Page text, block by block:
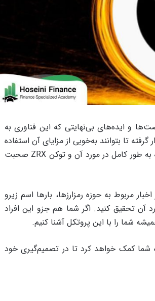
و ایده‌های بی‌نهایتی که این فناوری به
تا بتوانند به‌خوبی از مزایای آن استفاده
کنند. «زیرو ایکس» (0x) یکی از این پروژه‌ها است که در این مقاله به طور کامل در مورد آن و توکن ZRX‌ صحبت
مربوط به حوزه‌ رمزارزها، بارها اسم زیرو
تحقیق کنید. اگر شما هم جزو این افراد
شما را با این پروتکل آشنا کنیم.
شما کمک خواهد کرد تا در تصمیم‌گیری خود